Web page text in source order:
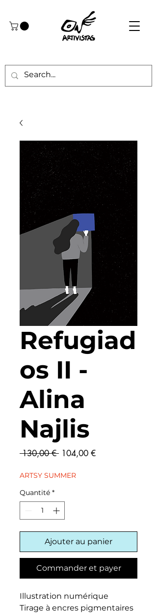
Refugiad
os II -
Alina
Najlis
130,00 € Prix
104,00 €Prix
ARTSY SUMMER
Quantité *
Ajouter au panier
Commander et payer
Illustration numérique
Tirage à encres pigmentaires